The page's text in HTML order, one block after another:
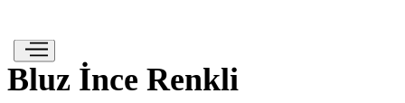
Bluz İnce Renkli